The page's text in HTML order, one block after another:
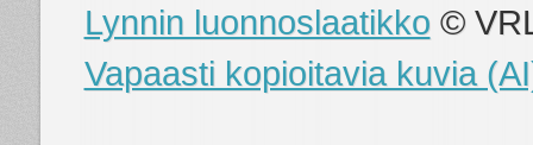
Lynnin luonnoslaatikko ©
Vapaasti kopioitavia kuvia